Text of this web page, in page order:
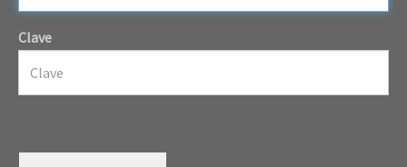
Clave